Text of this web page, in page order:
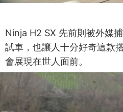
Ninja H2 SX 先前則被外媒
試車，也讓人十分好奇這款
會展現在世人面前。